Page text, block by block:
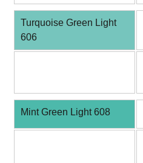
Turquoise Green Light
606
Mint Green Light 608